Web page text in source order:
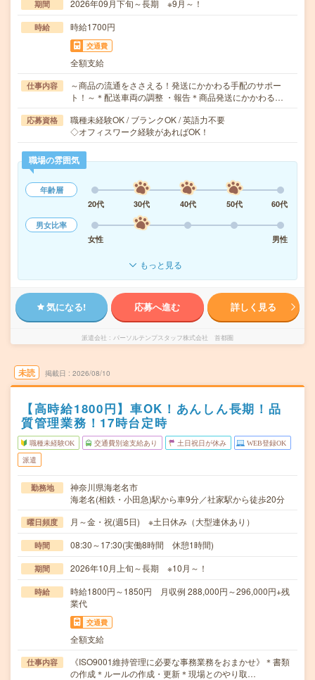
期間 2026年09月下旬～長期 ※9月～！
時給 時給1700円
交通費
全額支給
仕事内容
～商品の流通をささえる！発送にかかわる手配のサポー
ト！～＊配送車両の調整 ・報告＊商品発送にかかわる…
応募資格
職種未経験OK / ブランクOK / 英語力不要
◇オフィスワーク経験があればOK！
職場の雰囲気
年齢層
20代
30代 40代 50代
60代
男女比率
女性
男性
もっと見る
気になる! 応募へ進む 詳しく見る
派遣会社 パーソルテンプスタッフ株式会社 首都圏
未読 掲載日 2026/08/10
【高時給1800円】車OK！あんしん長期！品
質管理業務！17時台定時
職種未経験OK 交通費別途支給あり 土日祝日が休み WEB登録OK
派遣
勤務地
神奈川県海老名市
海老名(相鉄・小田急)駅から車9分／社家駅から徒歩20分
曜日頻度 月～金・祝(週5日) ※土日休み（大型連休あり）
時間 08:30～17:30(実働8時間 休憩1時間)
期間 2026年10月上旬～長期 ※10月～！
時給
時給1800円～1850円 月収例 288,000円～296,000円+残
業代
交通費
全額支給
仕事内容
《ISO9001維持管理に必要な事務業務をおまかせ》＊書類
の作成＊ルールの作成・更新＊現場とのやり取…